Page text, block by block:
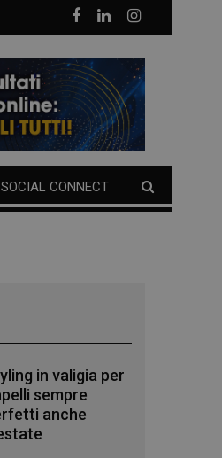
CONNECT
in valigia per
sempre
anche